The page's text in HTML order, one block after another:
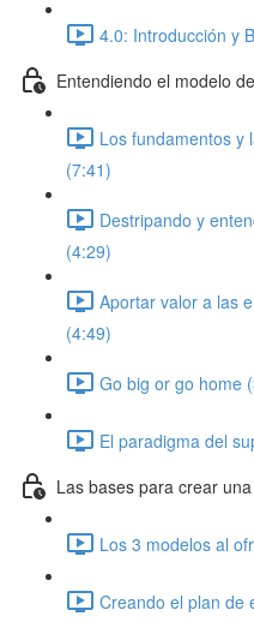
4.0: Introducción y
Entendiendo el modelo
Los fundamentos y
(7:41)
Destripando y
(4:29)
Aportar valor a las
(4:49)
Go big or go home
El paradigma del
Las bases para crear
Los 3 modelos al
Creando el plan de